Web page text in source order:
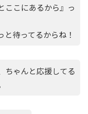
ここにあるから』っ
待ってるからね！
ちゃんと応援してる